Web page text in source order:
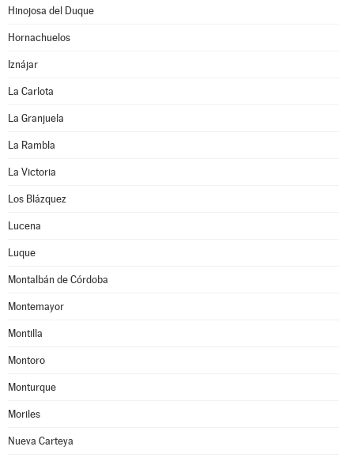
Hinojosa del Duque
Hornachuelos
Iznájar
La Carlota
La Granjuela
La Rambla
La Victoria
Los Blázquez
Lucena
Luque
Montalbán de Córdoba
Montemayor
Montilla
Montoro
Monturque
Moriles
Nueva Carteya